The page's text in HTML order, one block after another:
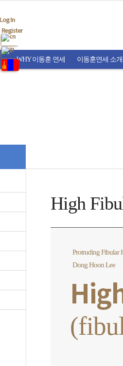
Log In
Register
WHY 이동훈 연세 이동훈연세 소개
High
Protruding Fibular
Dong Hoon Lee